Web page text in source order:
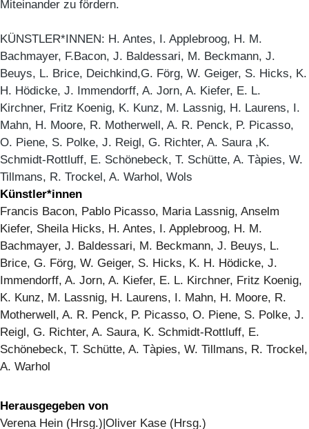
Miteinander zu fördern.
KÜNSTLER*INNEN: H. Antes, I. Applebroog, H. M.
Bachmayer, F.Bacon, J. Baldessari, M. Beckmann, J.
Beuys, L. Brice, Deichkind,G. Förg, W. Geiger, S. Hicks, K.
H. Hödicke, J. Immendorff, A. Jorn, A. Kiefer, E. L.
Kirchner, Fritz Koenig, K. Kunz, M. Lassnig, H. Laurens, I.
Mahn, H. Moore, R. Motherwell, A. R. Penck, P. Picasso,
O. Piene, S. Polke, J. Reigl, G. Richter, A. Saura ,K.
Schmidt-Rottluff, E. Schönebeck, T. Schütte, A. Tàpies, W.
Tillmans, R. Trockel, A. Warhol, Wols
Künstler*innen
Francis Bacon, Pablo Picasso, Maria Lassnig, Anselm
Kiefer, Sheila Hicks, H. Antes, I. Applebroog, H. M.
Bachmayer, J. Baldessari, M. Beckmann, J. Beuys, L.
Brice, G. Förg, W. Geiger, S. Hicks, K. H. Hödicke, J.
Immendorff, A. Jorn, A. Kiefer, E. L. Kirchner, Fritz Koenig,
K. Kunz, M. Lassnig, H. Laurens, I. Mahn, H. Moore, R.
Motherwell, A. R. Penck, P. Picasso, O. Piene, S. Polke, J.
Reigl, G. Richter, A. Saura, K. Schmidt-Rottluff, E.
Schönebeck, T. Schütte, A. Tàpies, W. Tillmans, R. Trockel,
A. Warhol
Herausgegeben von
Verena Hein (Hrsg.)|Oliver Kase (Hrsg.)